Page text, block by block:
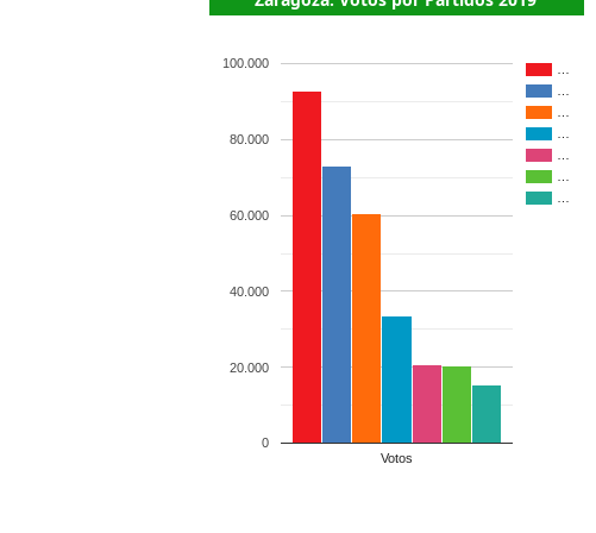
Votos
0
20.000
40.000
60.000
80.000
100.000